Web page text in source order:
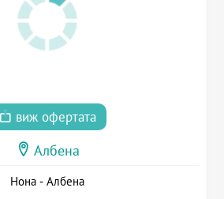
виж офертата
Албена
Нона - Албена